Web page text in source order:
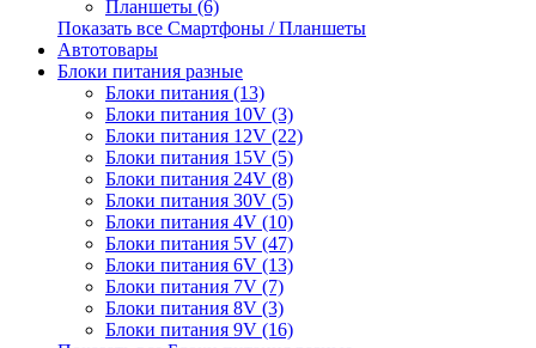
Планшеты (6)
Показать все Смартфоны / Планшеты
Автотовары
Блоки питания разные
Блоки питания (13)
Блоки питания 10V (3)
Блоки питания 12V (22)
Блоки питания 15V (5)
Блоки питания 24V (8)
Блоки питания 30V (5)
Блоки питания 4V (10)
Блоки питания 5V (47)
Блоки питания 6V (13)
Блоки питания 7V (7)
Блоки питания 8V (3)
Блоки питания 9V (16)